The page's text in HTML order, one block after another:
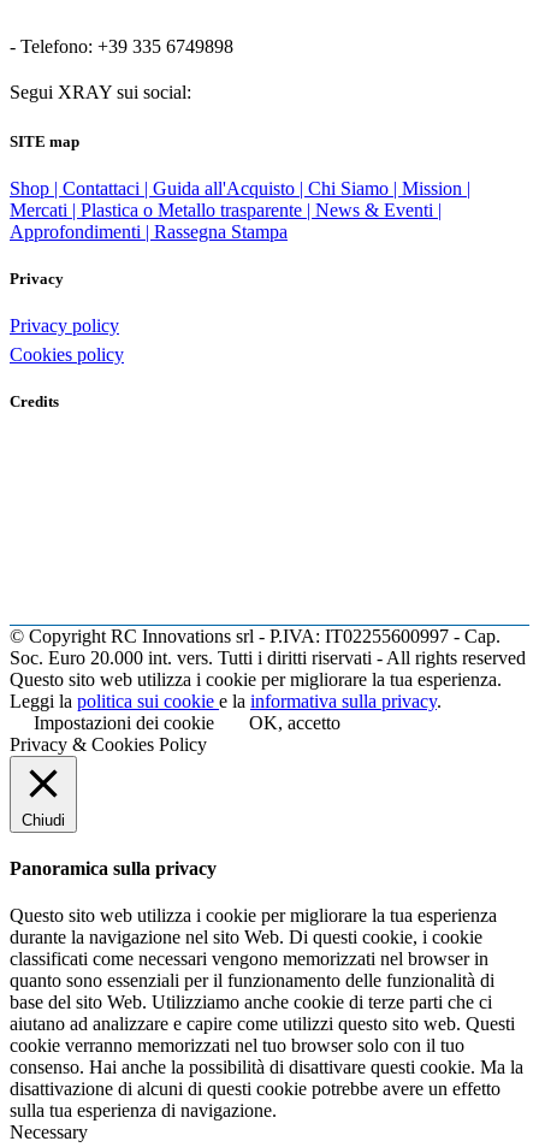
- Telefono: +39 335 6749898
Segui XRAY sui social:
SITE map
Shop | Contattaci | Guida all'Acquisto | Chi Siamo | Mission |
Mercati | Plastica o Metallo trasparente | News & Eventi |
Approfondimenti | Rassegna Stampa
Privacy
Privacy policy
Cookies policy
Credits
© Copyright RC Innovations srl - P.IVA: IT02255600997 - Cap.
Soc. Euro 20.000 int. vers. Tutti i diritti riservati - All rights reserved
Questo sito web utilizza i cookie per migliorare la tua esperienza.
Leggi la politica sui cookie e la informativa sulla privacy.
Impostazioni dei cookie
OK, accetto
Privacy & Cookies Policy
Chiudi
Panoramica sulla privacy
Questo sito web utilizza i cookie per migliorare la tua esperienza
durante la navigazione nel sito Web. Di questi cookie, i cookie
classificati come necessari vengono memorizzati nel browser in
quanto sono essenziali per il funzionamento delle funzionalità di
base del sito Web. Utilizziamo anche cookie di terze parti che ci
aiutano ad analizzare e capire come utilizzi questo sito web. Questi
cookie verranno memorizzati nel tuo browser solo con il tuo
consenso. Hai anche la possibilità di disattivare questi cookie. Ma la
disattivazione di alcuni di questi cookie potrebbe avere un effetto
sulla tua esperienza di navigazione.
Necessary